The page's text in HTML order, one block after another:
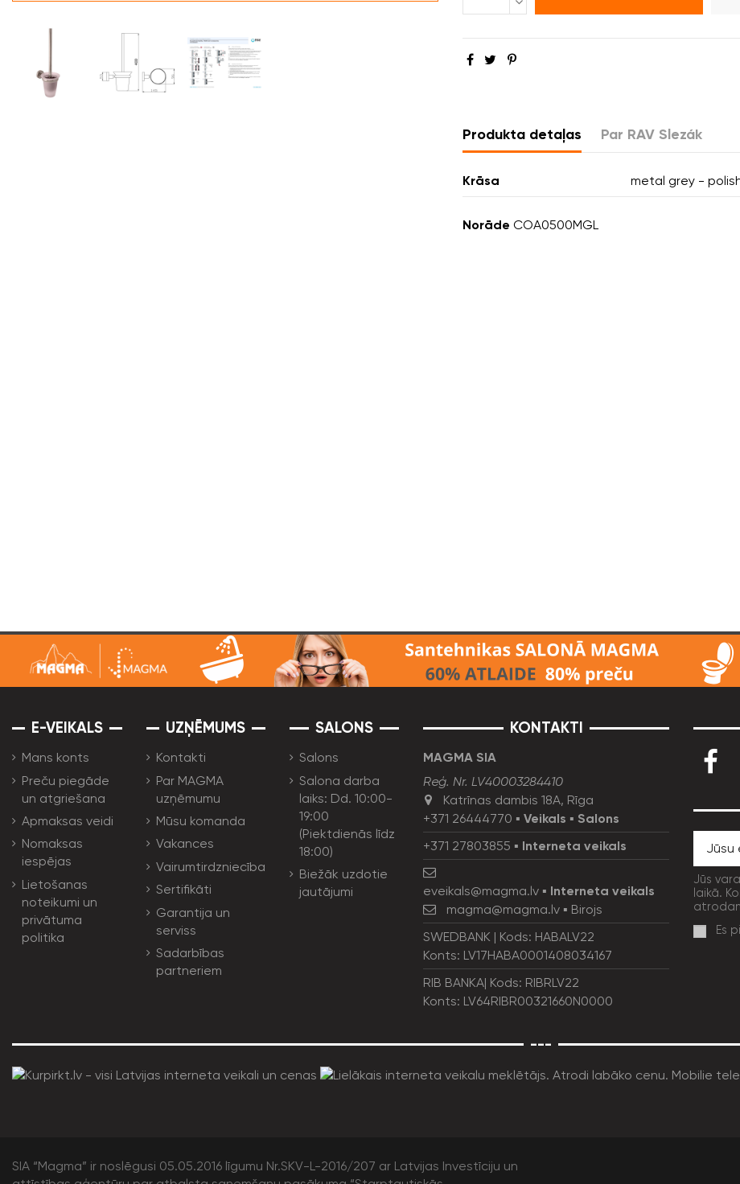
Produkta detaļas Par RAV Slezák
Krāsa metal grey -
Norāde COA0500MGL
E-VEIKALS
Mans konts
Preču piegāde
un atgriešana
Apmaksas veidi
Nomaksas
iespējas
Lietošanas
noteikumi un
privātuma
politika
UZŅĒMUMS
Kontakti
Par MAGMA
uzņēmumu
Mūsu komanda
Vakances
Vairumtirdzniecība
Sertifikāti
Garantija un
serviss
Sadarbības
partneriem
SALONS
Salons
Salona darba
laiks: Dd. 10:00-
19:00
(Piektdienās līdz
18:00)
Biežāk uzdotie
jautājumi
KONTAKTI
MAGMA SIA
Reģ. Nr. LV40003284410
Katrīnas dambis 18A, Rīga
+371 26444770 ▪ Veikals ▪ Salons
+371 27803855 ▪ Interneta veikals
eveikals@magma.lv ▪ Interneta veikals
magma@magma.lv▪ Birojs
SWEDBANK | Kods: HABALV22
Konts: LV17HABA0001408034167
RIB BANKA| Kods: RIBRLV22
Konts: LV64RIBR00321660N0000
Jūs
laikā.
Es
---
SIA “Magma” ir noslēgusi 05.05.2016 līgumu Nr.SKV-L-2016/207 ar Latvijas Investīciju un